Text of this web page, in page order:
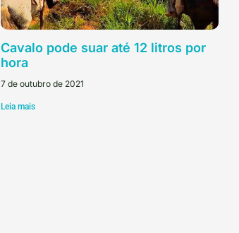
Cavalo pode suar até 12 litros por
hora
7 de outubro de 2021
Leia mais